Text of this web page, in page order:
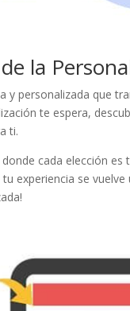
la⁤
y personalizada ​que
te espera,‍
ti.
cada elección
experiencia​ se